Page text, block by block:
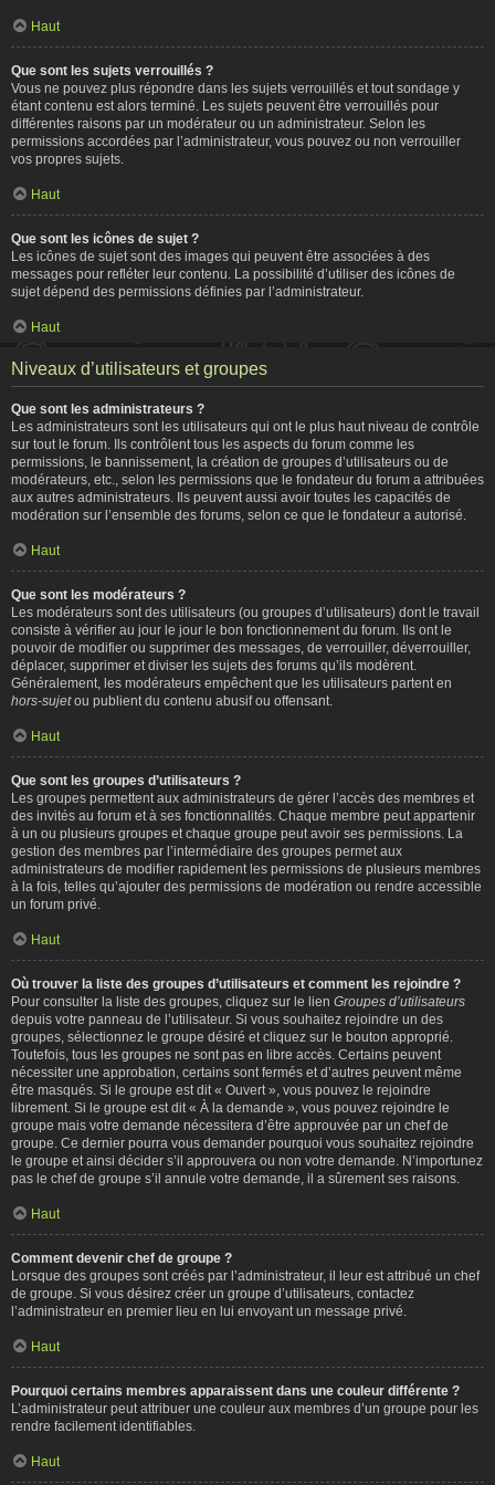
Haut
Que sont les sujets verrouillés ?
Vous ne pouvez plus répondre dans les sujets verrouillés et tout sondage y
étant contenu est alors terminé. Les sujets peuvent être verrouillés pour
différentes raisons par un modérateur ou un administrateur. Selon les
permissions accordées par l’administrateur, vous pouvez ou non verrouiller
vos propres sujets.
Haut
Que sont les icônes de sujet ?
Les icônes de sujet sont des images qui peuvent être associées à des
messages pour refléter leur contenu. La possibilité d’utiliser des icônes de
sujet dépend des permissions définies par l’administrateur.
Haut
Niveaux d’utilisateurs et groupes
Que sont les administrateurs ?
Les administrateurs sont les utilisateurs qui ont le plus haut niveau de contrôle
sur tout le forum. Ils contrôlent tous les aspects du forum comme les
permissions, le bannissement, la création de groupes d’utilisateurs ou de
modérateurs, etc., selon les permissions que le fondateur du forum a attribuées
aux autres administrateurs. Ils peuvent aussi avoir toutes les capacités de
modération sur l’ensemble des forums, selon ce que le fondateur a autorisé.
Haut
Que sont les modérateurs ?
Les modérateurs sont des utilisateurs (ou groupes d’utilisateurs) dont le travail
consiste à vérifier au jour le jour le bon fonctionnement du forum. Ils ont le
pouvoir de modifier ou supprimer des messages, de verrouiller, déverrouiller,
déplacer, supprimer et diviser les sujets des forums qu’ils modèrent.
Généralement, les modérateurs empêchent que les utilisateurs partent en
hors-sujetou publient du contenu abusif ou offensant.
Haut
Que sont les groupes d’utilisateurs ?
Les groupes permettent aux administrateurs de gérer l’accès des membres et
des invités au forum et à ses fonctionnalités. Chaque membre peut appartenir
à un ou plusieurs groupes et chaque groupe peut avoir ses permissions. La
gestion des membres par l’intermédiaire des groupes permet aux
administrateurs de modifier rapidement les permissions de plusieurs membres
à la fois, telles qu’ajouter des permissions de modération ou rendre accessible
un forum privé.
Haut
Où trouver la liste des groupes d’utilisateurs et comment les rejoindre ?
Pour consulter la liste des groupes, cliquez sur le lien Groupes d’utilisateurs
depuis votre panneau de l’utilisateur. Si vous souhaitez rejoindre un des
groupes, sélectionnez le groupe désiré et cliquez sur le bouton approprié.
Toutefois, tous les groupes ne sont pas en libre accès. Certains peuvent
nécessiter une approbation, certains sont fermés et d’autres peuvent même
être masqués. Si le groupe est dit « Ouvert », vous pouvez le rejoindre
librement. Si le groupe est dit « À la demande », vous pouvez rejoindre le
groupe mais votre demande nécessitera d’être approuvée par un chef de
groupe. Ce dernier pourra vous demander pourquoi vous souhaitez rejoindre
le groupe et ainsi décider s’il approuvera ou non votre demande. N’importunez
pas le chef de groupe s’il annule votre demande, il a sûrement ses raisons.
Haut
Comment devenir chef de groupe ?
Lorsque des groupes sont créés par l’administrateur, il leur est attribué un chef
de groupe. Si vous désirez créer un groupe d’utilisateurs, contactez
l’administrateur en premier lieu en lui envoyant un message privé.
Haut
Pourquoi certains membres apparaissent dans une couleur différente ?
L’administrateur peut attribuer une couleur aux membres d’un groupe pour les
rendre facilement identifiables.
Haut